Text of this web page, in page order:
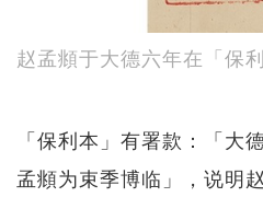
赵孟頫于大德六年在「保
「保利本」有署款：「大
孟頫为束季博临」，说明